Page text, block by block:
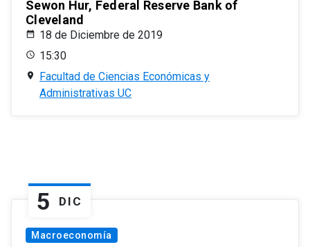
Sewon Hur, Federal Reserve Bank of
Cleveland
18 de Diciembre de 2019
15:30
Facultad de Ciencias Económicas y
Administrativas UC
5 DIC
Macroeconomía